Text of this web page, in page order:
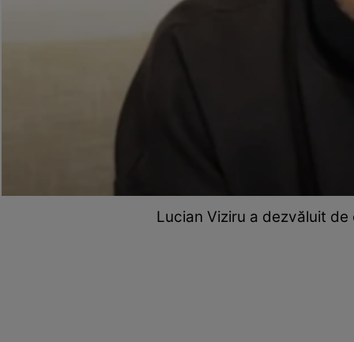
Lucian Viziru a dezvăluit